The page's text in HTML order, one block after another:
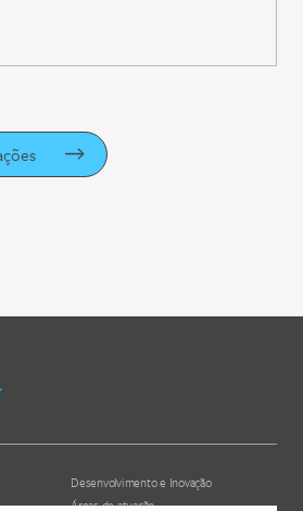
Desenvolvimento e Inovação
Áreas de atuação